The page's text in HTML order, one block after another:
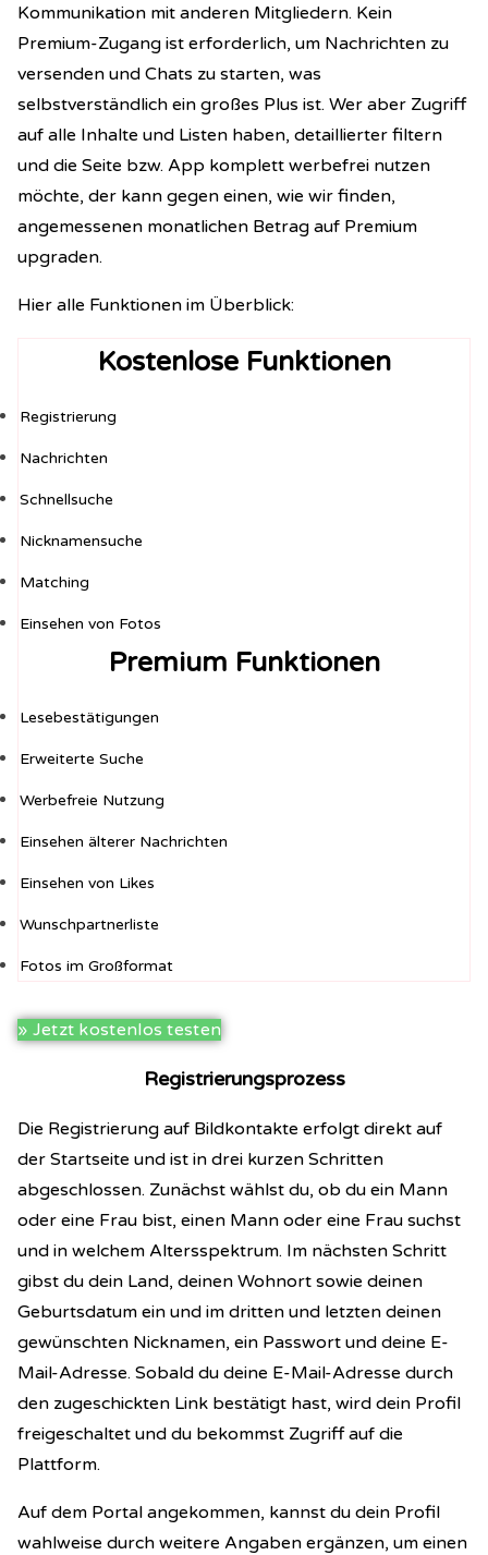
Kommunikation mit anderen Mitgliedern. Kein
Premium-Zugang ist erforderlich, um Nachrichten zu
versenden und Chats zu starten, was
selbstverständlich ein großes Plus ist. Wer aber Zugriff
auf alle Inhalte und Listen haben, detaillierter filtern
und die Seite bzw. App komplett werbefrei nutzen
möchte, der kann gegen einen, wie wir finden,
angemessenen monatlichen Betrag auf Premium
upgraden.
Hier alle Funktionen im Überblick:
Kostenlose Funktionen
Registrierung
Nachrichten
Schnellsuche
Nicknamensuche
Matching
Einsehen von Fotos
Premium Funktionen
Lesebestätigungen
Erweiterte Suche
Werbefreie Nutzung
Einsehen älterer Nachrichten
Einsehen von Likes
Wunschpartnerliste
Fotos im Großformat
» Jetzt kostenlos testen
Registrierungsprozess
Die Registrierung auf Bildkontakte erfolgt direkt auf
der Startseite und ist in drei kurzen Schritten
abgeschlossen. Zunächst wählst du, ob du ein Mann
oder eine Frau bist, einen Mann oder eine Frau suchst
und in welchem Altersspektrum. Im nächsten Schritt
gibst du dein Land, deinen Wohnort sowie deinen
Geburtsdatum ein und im dritten und letzten deinen
gewünschten Nicknamen, ein Passwort und deine E-
Mail-Adresse. Sobald du deine E-Mail-Adresse durch
den zugeschickten Link bestätigt hast, wird dein Profil
freigeschaltet und du bekommst Zugriff auf die
Plattform.
Auf dem Portal angekommen, kannst du dein Profil
wahlweise durch weitere Angaben ergänzen, um einen